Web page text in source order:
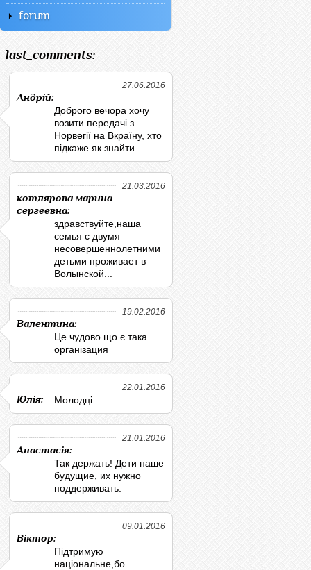
forum
last_comments:
27.06.2016
Андрій:
Доброго вечора хочу
возити передачі з
Норвегії на Вкраїну, хто
підкаже як знайти...
21.03.2016
котлярова марина
сергеевна:
здравствуйте,наша
семья с двумя
несовершеннолетними
детьми проживает в
Волынской...
19.02.2016
Валентина:
Це чудово що є така
організация
22.01.2016
Юлія: Молодці
21.01.2016
Анастасія:
Так держать! Дети наше
будущие, их нужно
поддерживать.
09.01.2016
Віктор:
Підтримую
національне,бо